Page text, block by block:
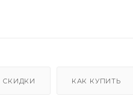
СКИДКИ КАК КУПИТЬ